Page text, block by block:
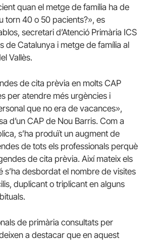
quan el metge de família ha de
torn 40 o 50 pacients?», es
secretari d’Atenció Primària ICS
de Catalunya i metge de família al
Vallès.
de cita prèvia en molts CAP
per atendre més urgències i
que no era de vacances»,
d’un CAP de Nou Barris. Com a
s’ha produït un augment de
de tots els professionals perquè
de cita prèvia. Així mateix els
s’ha desbordat el nombre de visites
duplicant o triplicant en alguns
de primària consultats per
a destacar que en aquest